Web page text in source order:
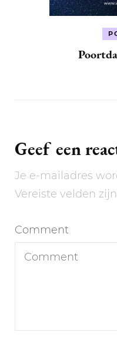
Geef een
Je e-mailadres
Vereiste velden
Comment